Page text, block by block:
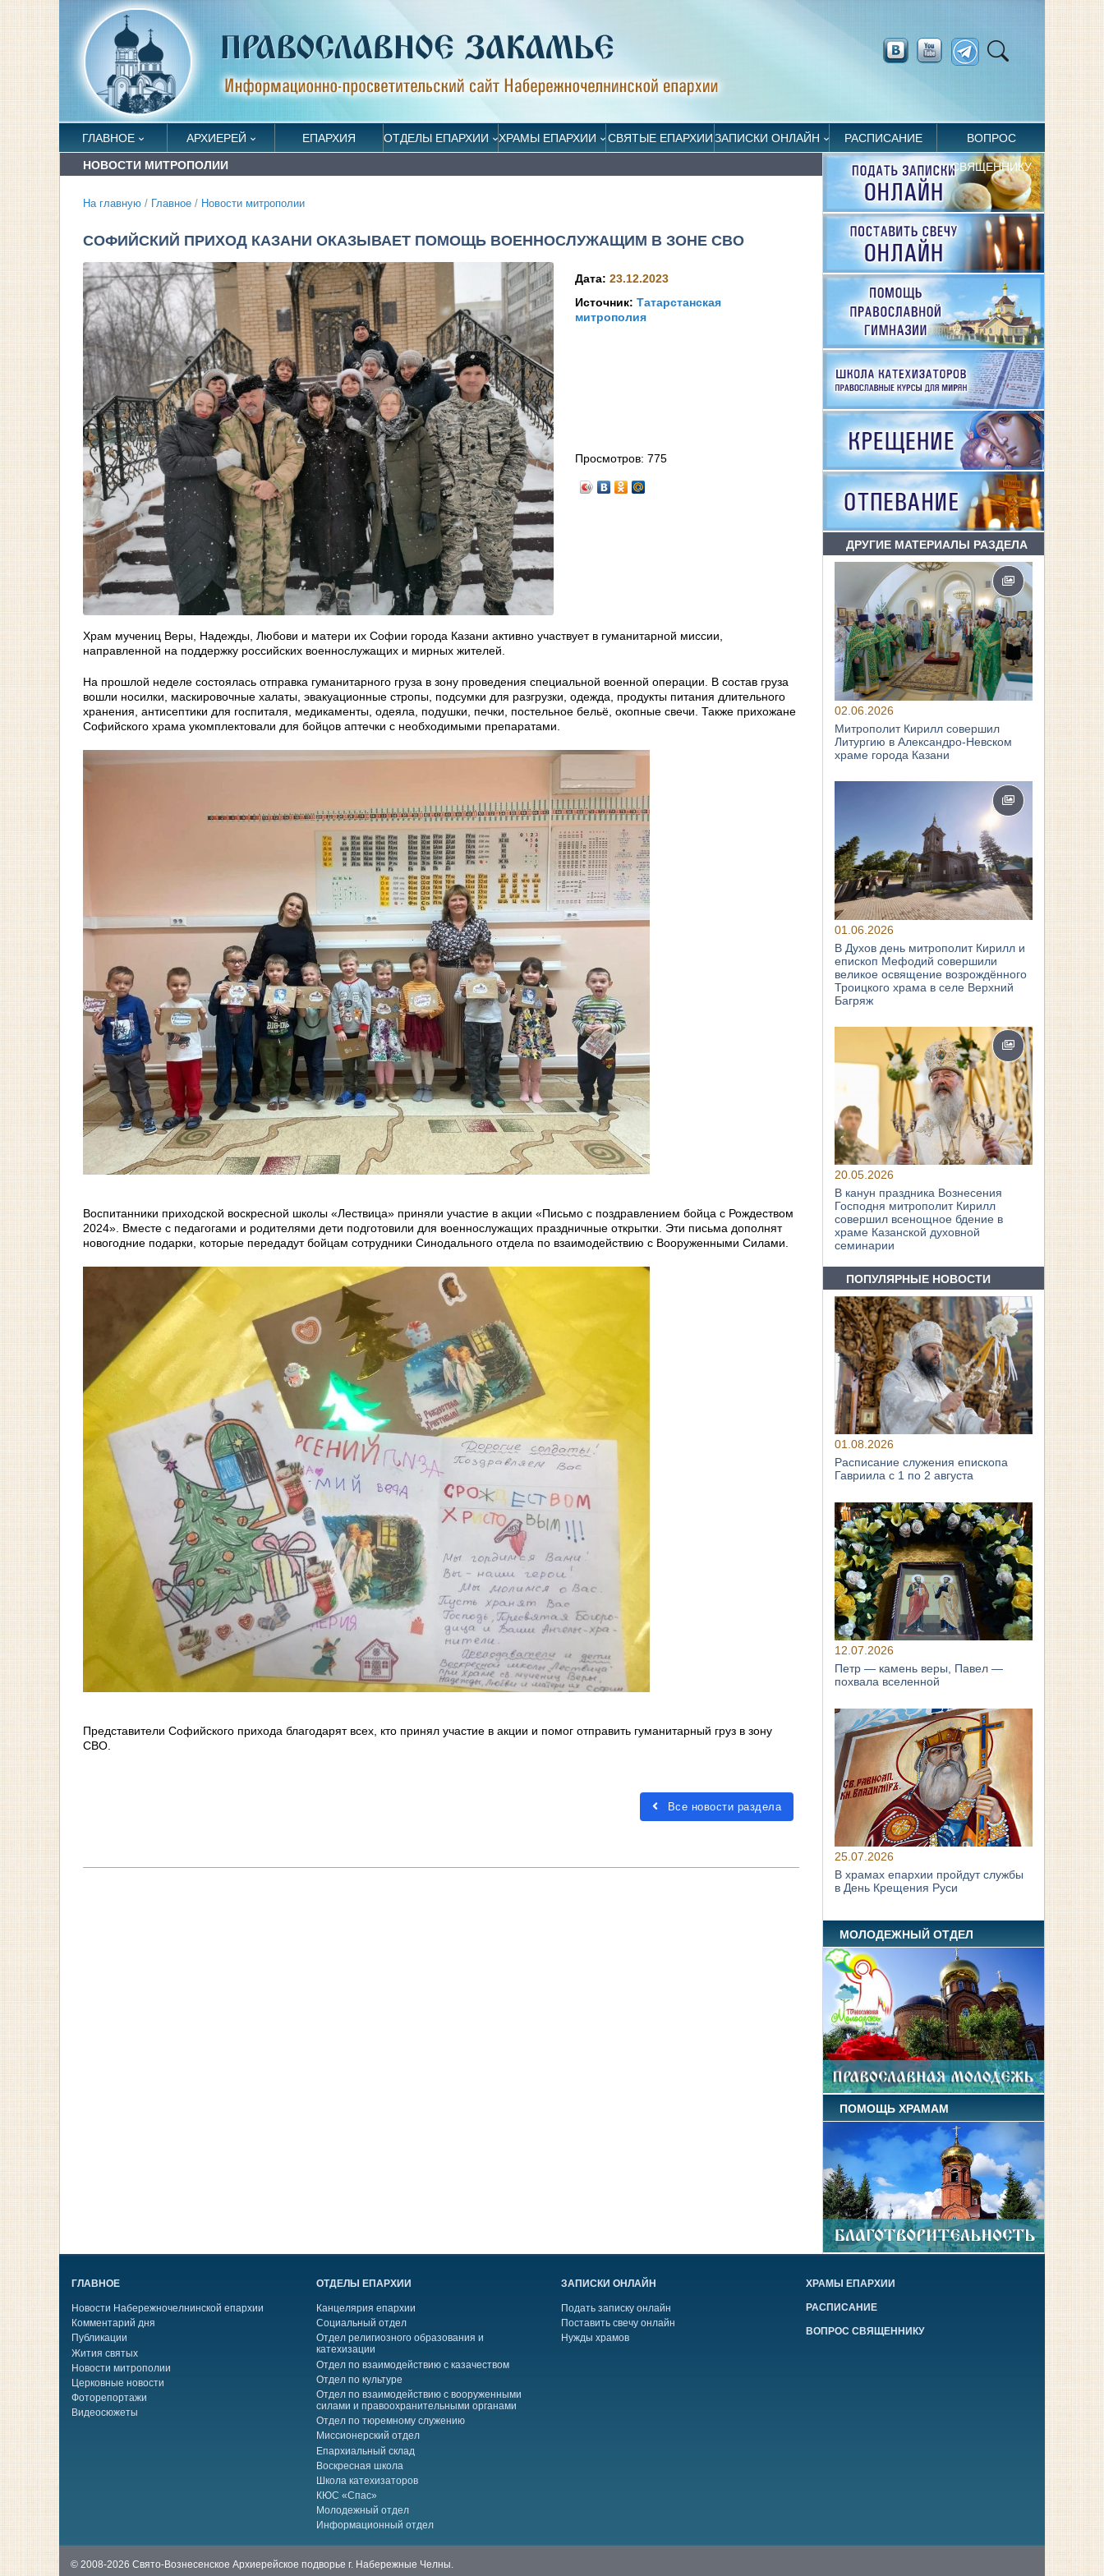
ГЛАВНОЕ АРХИЕРЕЙ ЕПАРХИЯ ОТДЕЛЫ ЕПАРХИИ ХРАМЫ ЕПАРХИИ СВЯТЫЕ ЕПАРХИИЗАПИСКИ ОНЛАЙН РАСПИСАНИЕ ВОПРОС
СВЯЩЕННИКУ
НОВОСТИ МИТРОПОЛИИ
На главную / Главное / Новости митрополии
СОФИЙСКИЙ ПРИХОД КАЗАНИ ОКАЗЫВАЕТ ПОМОЩЬ ВОЕННОСЛУЖАЩИМ В ЗОНЕ СВО
Дата:23.12.2023
Источник:Татарстанская
митрополия
Просмотров:775
Храм мучениц Веры, Надежды, Любови и матери их Софии города Казани активно участвует в гуманитарной миссии,
направленной на поддержку российских военнослужащих и мирных жителей.
На прошлой неделе состоялась отправка гуманитарного груза в зону проведения специальной военной операции. В состав груза
вошли носилки, маскировочные халаты, эвакуационные стропы, подсумки для разгрузки, одежда, продукты питания длительного
хранения, антисептики для госпиталя, медикаменты, одеяла, подушки, печки, постельное бельё, окопные свечи. Также прихожане
Софийского храма укомплектовали для бойцов аптечки с необходимыми препаратами.
Воспитанники приходской воскресной школы «Лествица» приняли участие в акции «Письмо с поздравлением бойца с Рождеством
2024». Вместе с педагогами и родителями дети подготовили для военнослужащих праздничные открытки. Эти письма дополнят
новогодние подарки, которые передадут бойцам сотрудники Синодального отдела по взаимодействию с Вооруженными Силами.
Представители Софийского прихода благодарят всех, кто принял участие в акции и помог отправить гуманитарный груз в зону
СВО.
Все новости раздела
ДРУГИЕ МАТЕРИАЛЫ РАЗДЕЛА
02.06.2026
Митрополит Кирилл совершил
Литургию в Александро-Невском
храме города Казани
01.06.2026
В Духов день митрополит Кирилл и
епископ Мефодий совершили
великое освящение возрождённого
Троицкого храма в селе Верхний
Багряж
20.05.2026
В канун праздника Вознесения
Господня митрополит Кирилл
совершил всенощное бдение в
храме Казанской духовной
семинарии
ПОПУЛЯРНЫЕ НОВОСТИ
01.08.2026
Расписание служения епископа
Гавриила с 1 по 2 августа
12.07.2026
Петр — камень веры, Павел —
похвала вселенной
25.07.2026
В храмах епархии пройдут службы
в День Крещения Руси
МОЛОДЕЖНЫЙ ОТДЕЛ
ПОМОЩЬ ХРАМАМ
ГЛАВНОЕ
Новости Набережночелнинской епархии
Комментарий дня
Публикации
Жития святых
Новости митрополии
Церковные новости
Фоторепортажи
Видеосюжеты
ОТДЕЛЫ ЕПАРХИИ
Канцелярия епархии
Социальный отдел
Отдел религиозного образования и
катехизации
Отдел по взаимодействию с казачеством
Отдел по культуре
Отдел по взаимодействию с вооруженными
силами и правоохранительными органами
Отдел по тюремному служению
Миссионерский отдел
Епархиальный склад
Воскресная школа
Школа катехизаторов
КЮС «Спас»
Молодежный отдел
Информационный отдел
ЗАПИСКИ ОНЛАЙН
Подать записку онлайн
Поставить свечу онлайн
Нужды храмов
ХРАМЫ ЕПАРХИИ
РАСПИСАНИЕ
ВОПРОС СВЯЩЕННИКУ
© 2008-2026 Свято-Вознесенское Архиерейское подворье г. Набережные Челны.